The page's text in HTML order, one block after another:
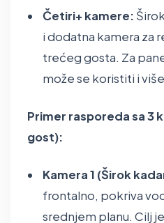
Četiri+ kamere:
i dodatna kamera za
trećeg gosta. Za
može se koristiti i
Primer rasporeda sa 3
gost):
Kamera 1 (Širok
frontalno, pokriva
srednjem planu. Cilj